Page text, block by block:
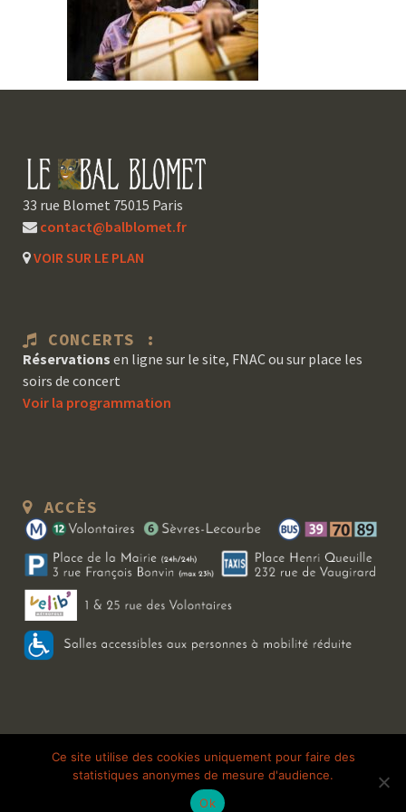
33 rue Blomet 75015 Paris
contact@balblomet.fr
VOIR SUR LE PLAN
CONCERTS :
Réservations en ligne sur le site, FNAC ou sur place les
soirs de concert
Voir la programmation
ACCÈS
Copyright 2026 Le Bal Blomet | Tous droits réservés | Mentions légales
Galerie photo
Ce site utilise des cookies uniquement pour faire des
statistiques anonymes de mesure d'audience.
Ok